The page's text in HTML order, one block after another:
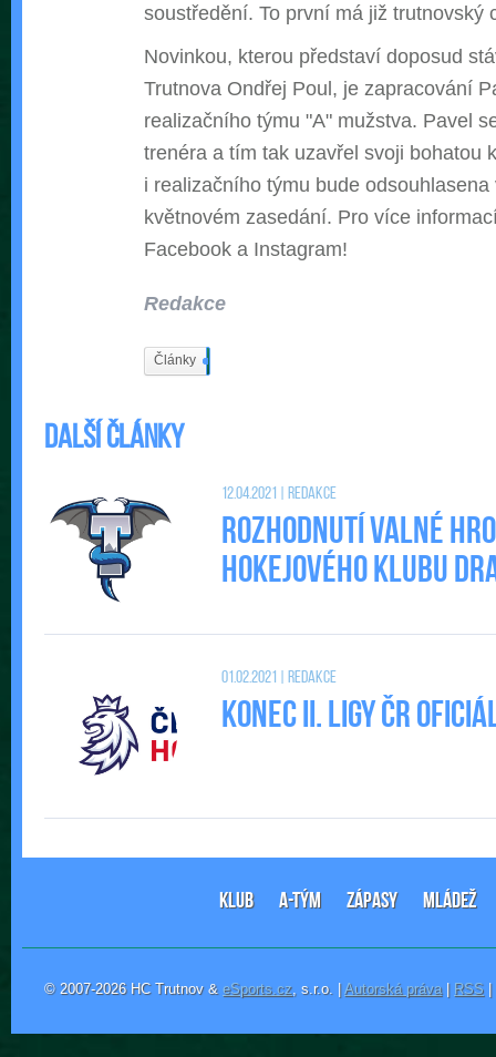
soustředění. To první má již trutnovský
Novinkou, kterou představí doposud
Trutnova Ondřej Poul, je zapracování
realizačního týmu "A" mužstva. Pavel
trenéra a tím tak uzavřel svoji bohatou
i realizačního týmu bude
květnovém zasedání. Pro více
Facebook a Instagram!
Redakce
Články
Další články
12.04.2021 | Redakce
Rozhodnutí valné
Hokejového klubu
01.02.2021 | Redakce
Konec II. Ligy ČR
KLUB A-TÝM ZÁPASY MLÁDEŽ
© 2007-2026 HC Trutnov & eSports.cz, s.r.o. |Autorská práva| RSS |